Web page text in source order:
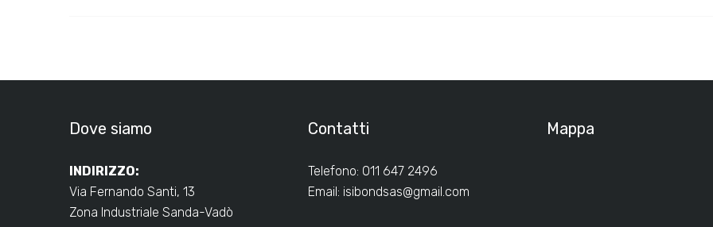
Dove siamo
INDIRIZZO:
Via Fernando Santi, 13
Zona Industriale Sanda-Vadò
Contatti
Telefono: 011 647 2496
Email: isibondsas@gmail.com
Mappa